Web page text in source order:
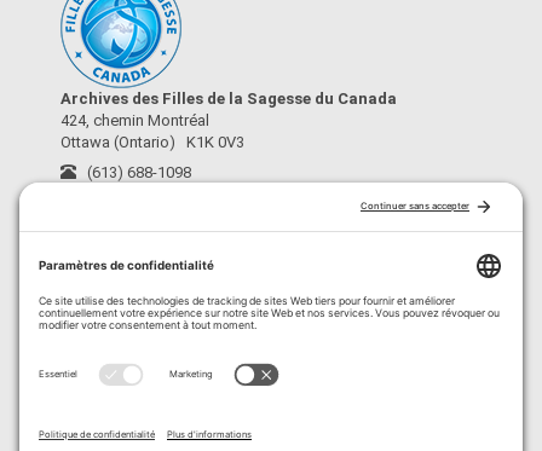
Archives des Filles de la Sagesse du Canada
424, chemin Montréal
Ottawa (Ontario) K1K 0V3
(613) 688-1098
›À propos
›Conditions d’utilisation
›Politique de confidentialité